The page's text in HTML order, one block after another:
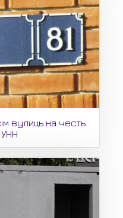
вулиць на честь
УНН